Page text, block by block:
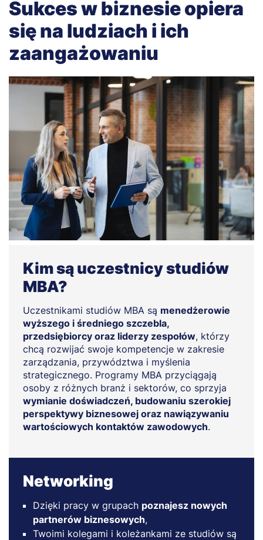
Sukces w biznesie opiera
się na ludziach i ich
zaangażowaniu
Kim są uczestnicy studiów
MBA?
Uczestnikami studiów MBA są menedżerowie
wyższego i średniego szczebla,
przedsiębiorcy oraz liderzy zespołów, którzy
chcą rozwijać swoje kompetencje w zakresie
zarządzania, przywództwa i myślenia
strategicznego. Programy MBA przyciągają
osoby z różnych branż i sektorów, co sprzyja
wymianie doświadczeń, budowaniu szerokiej
perspektywy biznesowej oraz nawiązywaniu
wartościowych kontaktów zawodowych.
Networking
Dzięki pracy w grupach poznajesz nowych
partnerów biznesowych,
Twoimi kolegami i koleżankami ze studiów są